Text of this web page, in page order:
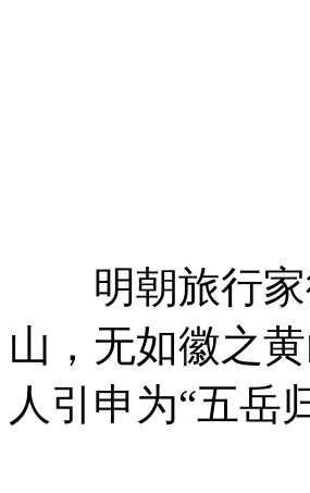
明朝旅行家
山，无如徽之
人引申为“五岳